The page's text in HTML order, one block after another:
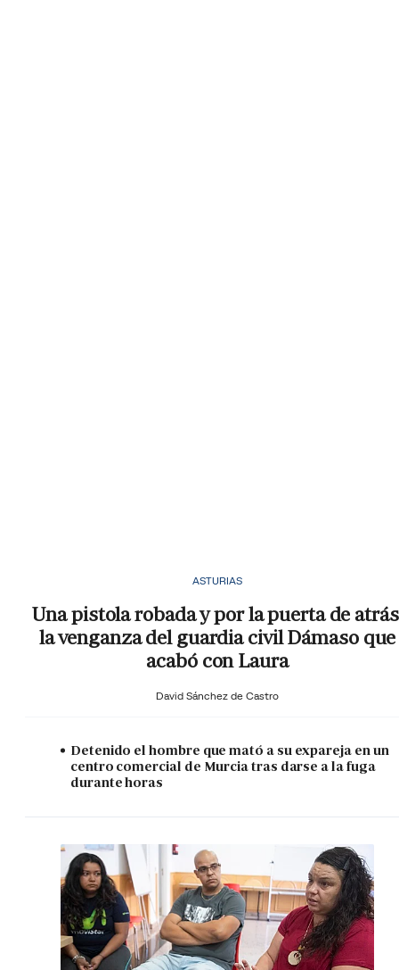
ASTURIAS
Una pistola robada y por la puerta de
la venganza del guardia civil Dámaso que
acabó con Laura
David Sánchez de Castro
Detenido el hombre que mató a su expareja en un
centro comercial de Murcia tras darse a la fuga
durante horas